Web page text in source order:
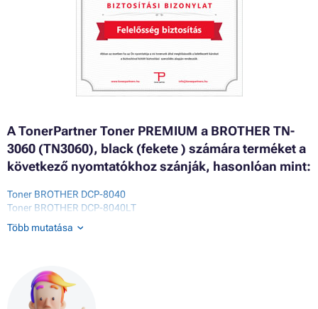
A TonerPartner Toner PREMIUM a BROTHER TN-
3060 (TN3060), black (fekete ) számára terméket a
következő nyomtatókhoz szánják, hasonlóan mint:
Toner BROTHER DCP-8040
Toner BROTHER DCP-8040LT
Toner BROTHER DCP-8045D
Toner BROTHER DCP-8045DN
Toner BROTHER HL-5140
Toner BROTHER HL-5140LT
Toner BROTHER HL-5150D
Több mutatása